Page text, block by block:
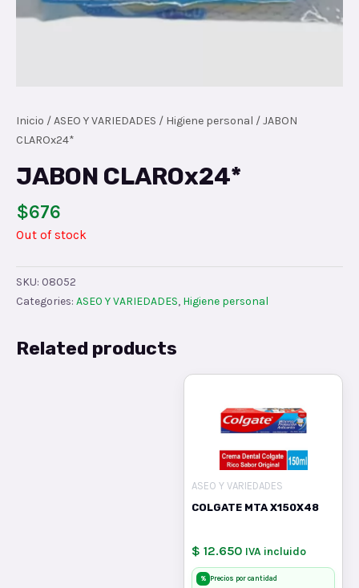
Inicio /ASEO Y VARIEDADES / Higiene personal / JABON
CLAROx24*
JABON CLAROx24*
$676
Out of stock
SKU: 08052
Categories: ASEO Y VARIEDADES, Higiene personal
Related products
ASEO Y VARIEDADES
COLGATE MTA X150X48
$ 12.650 IVA incluido
% Precios por cantidad